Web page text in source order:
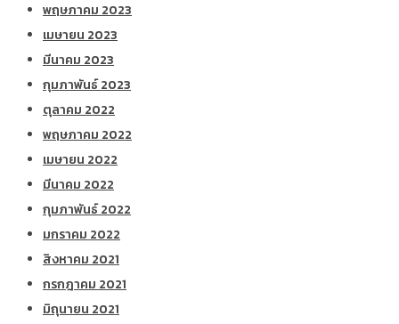
พฤษภาคม 2023
เมษายน 2023
มีนาคม 2023
กุมภาพันธ์ 2023
ตุลาคม 2022
พฤษภาคม 2022
เมษายน 2022
มีนาคม 2022
กุมภาพันธ์ 2022
มกราคม 2022
สิงหาคม 2021
กรกฎาคม 2021
มิถุนายน 2021